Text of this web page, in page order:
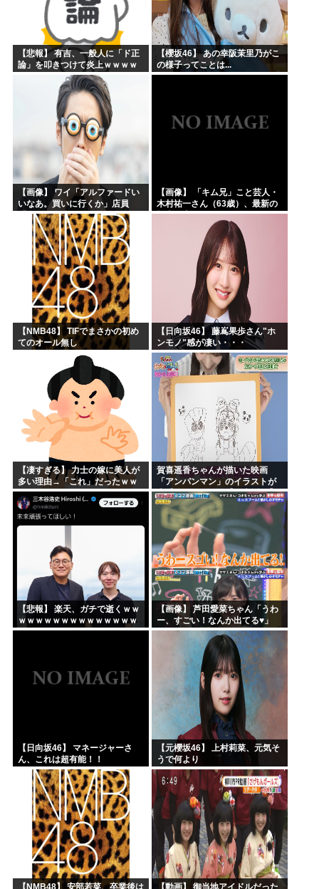
【悲報】 有吉、一般人に「ド正
論」を叩きつけて炎上ｗｗｗｗ
【櫻坂46】 あの幸阪茉里乃がこ
の様子ってことは...
【画像】 ワイ「アルファードい
いなあ。買いに行くか」店員
「ほいっ見積もりな！」ワイ
「金額おかしくね？」←お前ら
もそう思うよな？？？？？
【画像】 「キム兄」こと芸人・
木村祐一さん（63歳）、最新の
松本人志さんとのツーショット
が完全に別人だとネット騒然！
「マジで誰かわからん」...
【NMB48】 TIFでまさかの初め
てのオール無し
【日向坂46】 藤嶌果歩さん"ホ
ンモノ"感が凄い・・・
【凄すぎる】 力士の嫁に美人が
多い理由→「これ」だったｗｗ
ｗｗｗｗｗ
賀喜遥香ちゃんが描いた映画
「アンパンマン」のイラストが
上手すぎる！！！【乃木坂46】
【悲報】 楽天、ガチで逝くｗｗ
ｗｗｗｗｗｗｗｗｗｗｗｗｗｗ
ｗｗｗｗ
【画像】 芦田愛菜ちゃん「うわ
ー、すごい！なんか出てる♥」
【日向坂46】 マネージャーさ
ん、これは超有能！！
【元櫻坂46】 上村莉菜、元気そ
うで何より
【NMB48】 安部若菜、卒業後は 【動画】 御当地アイドルだった